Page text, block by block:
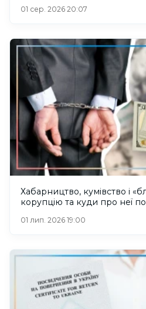
01 сер. 2026 20:07
Хабарництво, кумівство і
корупцію та куди про неї
01 лип. 2026 19:00